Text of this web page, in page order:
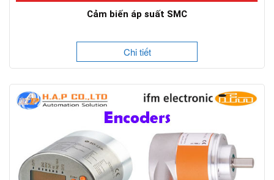
Cảm biến áp suất SMC
Chi tiết